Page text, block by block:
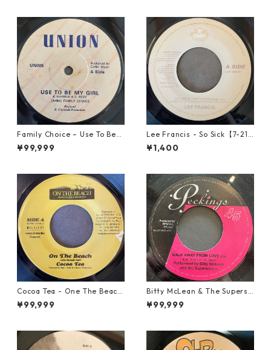
Family Choice – Use To Be
My Girl【7-22004】
¥99,999
Lee Francis - So Sick【7-219
25】
¥1,400
Cocoa Tea - One The Beach
【7-21919】
¥99,999
Bitty McLean & The Superso
nics - Walk Away From Love
【7-21989】
¥99,999